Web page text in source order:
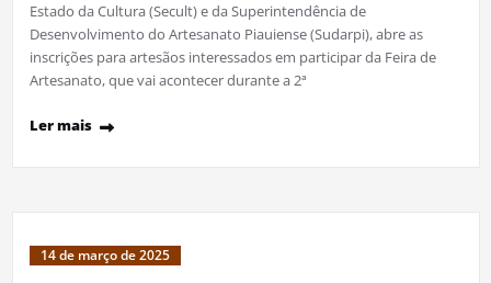
Estado da Cultura (Secult) e da Superintendência de
Desenvolvimento do Artesanato Piauiense (Sudarpi), abre as
inscrições para artesãos interessados em participar da Feira de
Artesanato, que vai acontecer durante a 2ª
Ler mais
14 de março de 2025